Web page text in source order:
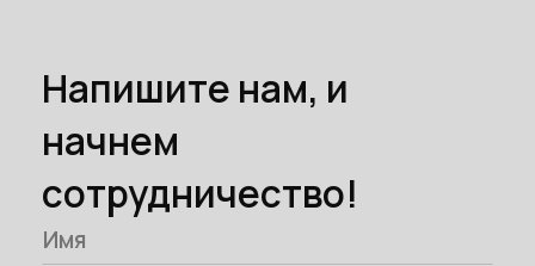
Напишите нам, и
начнем
сотрудничество!